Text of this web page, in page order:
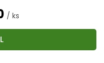
/ ks